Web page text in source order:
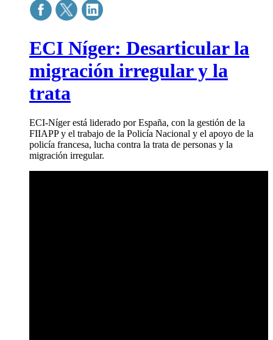
ECI Níger: Desarticular la
migración irregular y la
trata
ECI-Níger está liderado por España, con la gestión de la
FIIAPP y el trabajo de la Policía Nacional y el apoyo de la
policía francesa, lucha contra la trata de personas y la
migración irregular.